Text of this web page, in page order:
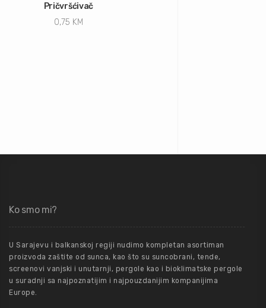
Pričvršćivač
0,75 KM
Ko smo mi?
U Sarajevu i balkanskoj regiji nudimo kompletan asortiman
proizvoda zaštite od sunca, kao što su suncobrani, tende,
screenovi vanjski i unutarnji, pergole kao i bioklimatske pergole
u suradnji sa najpoznatijim i najpouzdanijim kompanijima
Europe.